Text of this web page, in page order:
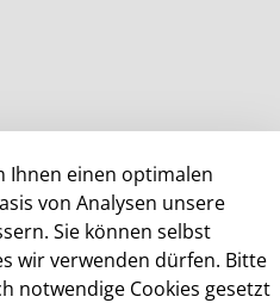
Ihnen einen optimalen
von Analysen unsere
Sie können selbst
wir verwenden dürfen. Bitte
notwendige Cookies gesetzt